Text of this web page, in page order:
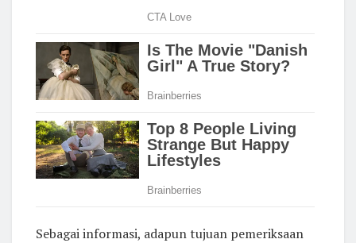
Sebagai informasi, adapun tujuan pemeriksaan